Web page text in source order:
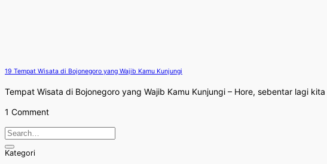
19 Tempat Wisata di Bojonegoro yang Wajib Kamu Kunjungi
Tempat Wisata di Bojonegoro yang Wajib Kamu Kunjungi – Hore, sebentar lagi
1 Comment
Kategori